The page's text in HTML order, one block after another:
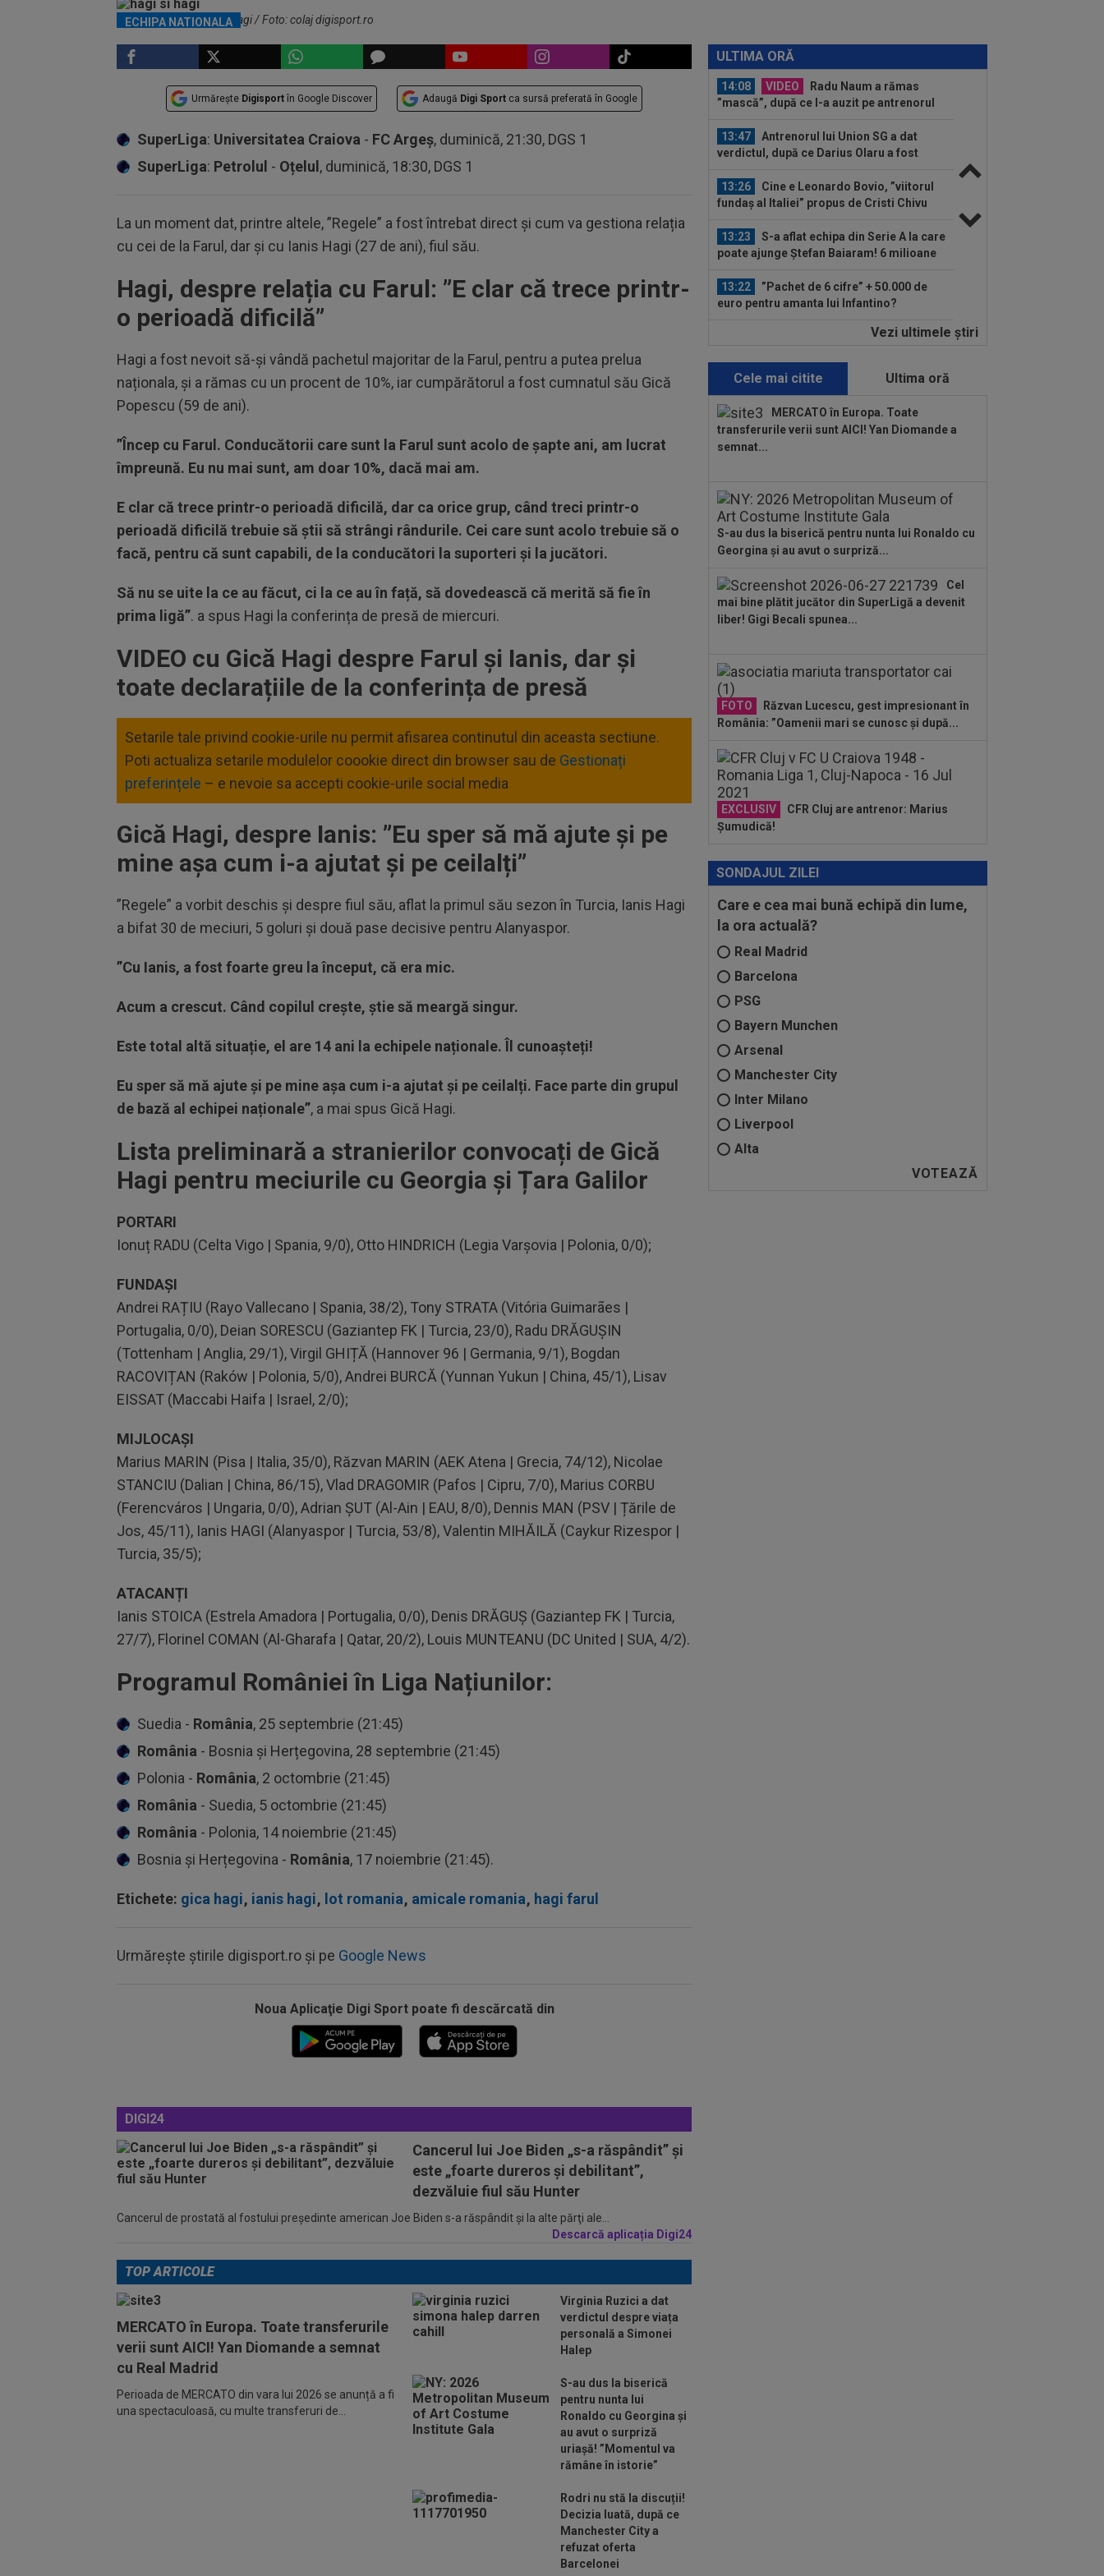
ECHIPA NATIONALA
Gheorghe Hagi și Ianis Hagi / Foto: colaj digisport.ro
Urmărește Digisport în Google Discover Adaugă Digi Sport ca sursă preferată în Google
SuperLiga: Universitatea Craiova - FC Argeș, duminică, 21:30, DGS 1
SuperLiga: Petrolul - Oțelul , duminică, 18:30, DGS 1
La un moment dat, printre altele, ”Regele” a fost întrebat direct și cum va gestiona relația
cu cei de la Farul, dar și cu Ianis Hagi (27 de ani), fiul său.
Hagi, despre relația cu Farul: ”E clar că trece printr-
o perioadă dificilă”
Hagi a fost nevoit să-și vândă pachetul majoritar de la Farul, pentru a putea prelua
naționala, și a rămas cu un procent de 10%, iar cumpărătorul a fost cumnatul său Gică
Popescu (59 de ani).
”Încep cu Farul. Conducătorii care sunt la Farul sunt acolo de șapte ani, am lucrat
împreună. Eu nu mai sunt, am doar 10%, dacă mai am.
E clar că trece printr-o perioadă dificilă, dar ca orice grup, când treci printr-o
perioadă dificilă trebuie să știi să strângi rândurile. Cei care sunt acolo trebuie să o
facă, pentru că sunt capabili, de la conducători la suporteri și la jucători.
Să nu se uite la ce au făcut, ci la ce au în față, să dovedească că merită să fie în
prima ligă”. a spus Hagi la conferința de presă de miercuri.
VIDEO cu Gică Hagi despre Farul și Ianis, dar și
toate declarațiile de la conferința de presă
Setarile tale privind cookie-urile nu permit afisarea continutul din aceasta sectiune.
Poti actualiza setarile modulelor coookie direct din browser sau de Gestionați
preferințele – e nevoie sa accepti cookie-urile social media
Gică Hagi, despre Ianis: ”Eu sper să mă ajute și pe
mine așa cum i-a ajutat și pe ceilalți”
”Regele” a vorbit deschis și despre fiul său, aflat la primul său sezon în Turcia, Ianis Hagi
a bifat 30 de meciuri, 5 goluri și două pase decisive pentru Alanyaspor.
”Cu Ianis, a fost foarte greu la început, că era mic.
Acum a crescut. Când copilul crește, știe să meargă singur.
Este total altă situație, el are 14 ani la echipele naționale. Îl cunoașteți!
Eu sper să mă ajute și pe mine așa cum i-a ajutat și pe ceilalți. Face parte din grupul
de bază al echipei naționale”, a mai spus Gică Hagi.
Lista preliminară a stranierilor convocați de Gică
Hagi pentru meciurile cu Georgia și Țara Galilor
PORTARI
Ionuț RADU (Celta Vigo | Spania, 9/0), Otto HINDRICH (Legia Varșovia | Polonia, 0/0);
FUNDAȘI
Andrei RAȚIU (Rayo Vallecano | Spania, 38/2), Tony STRATA (Vitória Guimarães |
Portugalia, 0/0), Deian SORESCU (Gaziantep FK | Turcia, 23/0), Radu DRĂGUȘIN
(Tottenham | Anglia, 29/1), Virgil GHIȚĂ (Hannover 96 | Germania, 9/1), Bogdan
RACOVIȚAN (Raków | Polonia, 5/0), Andrei BURCĂ (Yunnan Yukun | China, 45/1), Lisav
EISSAT (Maccabi Haifa | Israel, 2/0);
MIJLOCAȘI
Marius MARIN (Pisa | Italia, 35/0), Răzvan MARIN (AEK Atena | Grecia, 74/12), Nicolae
STANCIU (Dalian | China, 86/15), Vlad DRAGOMIR (Pafos | Cipru, 7/0), Marius CORBU
(Ferencváros | Ungaria, 0/0), Adrian ȘUT (Al-Ain | EAU, 8/0), Dennis MAN (PSV | Țările de
Jos, 45/11), Ianis HAGI (Alanyaspor | Turcia, 53/8), Valentin MIHĂILĂ (Caykur Rizespor |
Turcia, 35/5);
ATACANȚI
Ianis STOICA (Estrela Amadora | Portugalia, 0/0), Denis DRĂGUȘ (Gaziantep FK | Turcia,
27/7), Florinel COMAN (Al-Gharafa | Qatar, 20/2), Louis MUNTEANU (DC United | SUA, 4/2).
Programul României în Liga Națiunilor:
Suedia - România, 25 septembrie (21:45)
România - Bosnia și Herțegovina, 28 septembrie (21:45)
Polonia - România, 2 octombrie (21:45)
România - Suedia, 5 octombrie (21:45)
România - Polonia, 14 noiembrie (21:45)
Bosnia și Herțegovina - România, 17 noiembrie (21:45).
Etichete: gica hagi, ianis hagi, lot romania, amicale romania, hagi farul
Urmărește știrile digisport.ro și pe Google News
Noua Aplicaţie Digi Sport poate fi descărcată din
DIGI24
Cancerul lui Joe Biden „s-a răspândit” şi
este „foarte dureros și debilitant”,
dezvăluie fiul său Hunter
Cancerul de prostată al fostului preşedinte american Joe Biden s-a răspândit şi la alte părţi ale...
Descarcă aplicația Digi24
ULTIMA ORĂ
dorit de Gigi Becali, care ”poate juca la
orice echipă din...
14:08
VIDEO
Radu Naum a rămas
”mască”, după ce l-a auzit pe antrenorul
13:47
Antrenorul lui Union SG a dat
verdictul, după ce Darius Olaru a fost
13:26
Cine e Leonardo Bovio, ”viitorul
fundaș al Italiei” propus de Cristi Chivu
13:23
S-a aflat echipa din Serie A la care
poate ajunge Ștefan Baiaram! 6 milioane
13:22
”Pachet de 6 cifre” + 50.000 de
euro pentru amanta lui Infantino?
Giovanni Becali a rămas
12:48
Sepsi - FCSB | LIVE VIDEO, luni,
21:30, DGS 1. Roș-albaștrii, ”ca acasă”
la...
12:43
Ce a spus Federico Valverde
despre Jose Mourinho, după meciul din
la Curtea de Argeș, după 6-2, 6-1 cu
Giannicola Misasi
14:10
OFICIAL
Surpriză! Jucătorul
dorit de Gigi Becali, care ”poate juca la
14:08
VIDEO
Radu Naum a rămas
”mască”, după ce l-a auzit pe antrenorul
de la FC Voluntari...
rezervă și...
13:26
fundaș al Italiei” propus de Cristi Chivu
la...
Vezi ultimele ştiri
Cele mai citite Ultima oră
MERCATO în Europa. Toate
transferurile verii sunt AICI! Yan Diomande a
semnat...
S-au dus la biserică pentru nunta lui Ronaldo cu
Georgina și au avut o surpriză...
Cel
mai bine plătit jucător din SuperLigă a devenit
liber! Gigi Becali spunea...
FOTO
Răzvan Lucescu, gest impresionant în
România: ”Oamenii mari se cunosc și după...
EXCLUSIV
CFR Cluj are antrenor: Marius
Șumudică!
SONDAJUL ZILEI
Care e cea mai bună echipă din lume,
la ora actuală?
Real Madrid
Barcelona
PSG
Bayern Munchen
Arsenal
Manchester City
Inter Milano
Liverpool
Alta
TOP ARTICOLE
MERCATO în Europa. Toate transferurile
verii sunt AICI! Yan Diomande a semnat
cu Real Madrid
Perioada de MERCATO din vara lui 2026 se anunță a fi
una spectaculoasă, cu multe transferuri de...
Virginia Ruzici a dat
verdictul despre viața
personală a Simonei
Halep
S-au dus la biserică
pentru nunta lui
Ronaldo cu Georgina și
au avut o surpriză
uriașă! ”Momentul va
rămâne în istorie”
Rodri nu stă la discuții!
Decizia luată, după ce
Manchester City a
refuzat oferta
Barcelonei